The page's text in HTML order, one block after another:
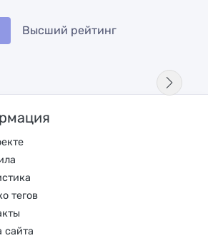
Высший рейтинг
тегов
сайта